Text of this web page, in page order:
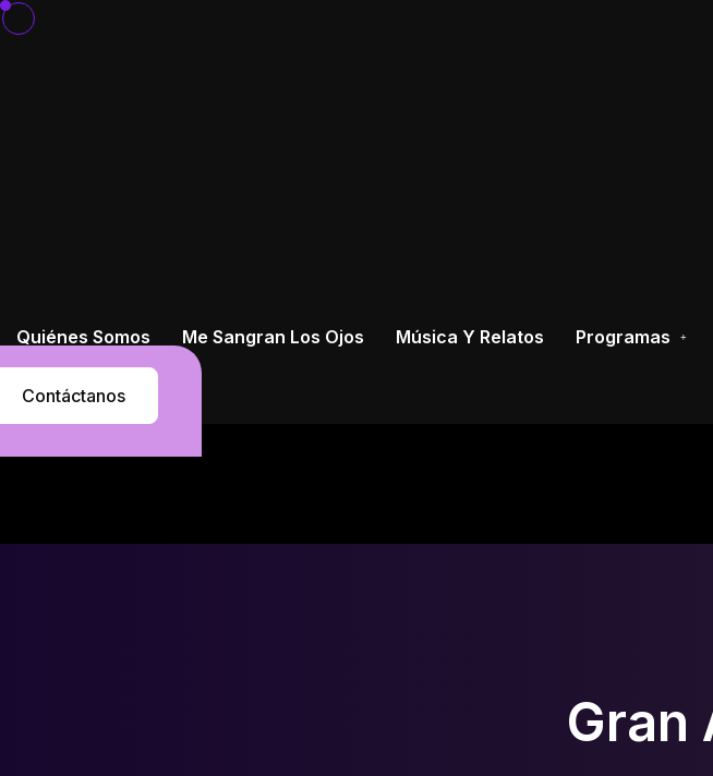
Quiénes Somos Me Sangran Los Ojos Música Y Relatos Programas
Contáctanos
Contáctanos
Gran